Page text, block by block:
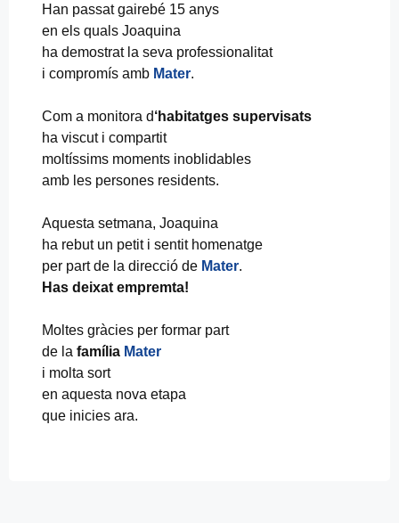
Han passat gairebé 15 anys
en els quals Joaquina
ha demostrat la seva professionalitat
i compromís amb Mater.
Com a monitora d‘habitatges supervisats
ha viscut i compartit
moltíssims moments inoblidables
amb les persones residents.
Aquesta setmana, Joaquina
ha rebut un petit i sentit homenatge
per part de la direcció de Mater.
Has deixat empremta!
Moltes gràcies per formar part
de la família Mater
i molta sort
en aquesta nova etapa
que inicies ara.